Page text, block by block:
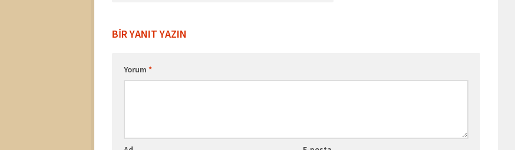
BIR YANIT YAZIN
Yorum *